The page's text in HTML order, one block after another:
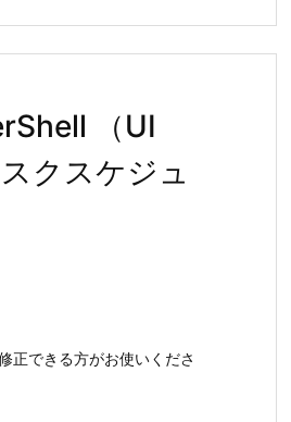
（UI
クスケジュ
正できる方がお使いくださ